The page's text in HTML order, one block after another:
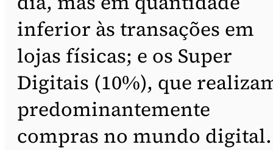
inferior às transações em
lojas físicas; e os Super
Digitais (10%), que
predominantemente
compras no mundo digital.